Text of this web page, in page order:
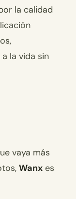
la calidad
la vida sin
vaya más
Wanx es